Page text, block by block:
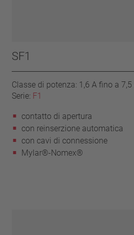
SF1
Classe di potenza: 1,6 A fino a 7,5
Serie: F1
contatto di apertura
con reinserzione automatica
con cavi di connessione
Mylar®-Nomex®